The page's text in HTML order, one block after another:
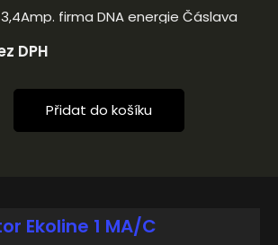
firma DNA energie Čáslava
DPH
Přidat do košíku
Ekoline 1 MA/C